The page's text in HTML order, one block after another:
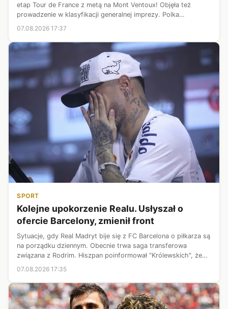
etap Tour de France z metą na Mont Ventoux! Objęła też
prowadzenie w klasyfikacji generalnej imprezy. Polka
07.08.2026 17:37
SPORT
Kolejne upokorzenie Realu. Usłyszał o
ofercie Barcelony, zmienił front
Sytuacje, gdy Real Madryt bije się z FC Barcelona o piłkarza są
na porządku dziennym. Obecnie trwa saga transferowa
związana z Rodrim. Hiszpan poinformował "Królewskich", że
wybiera "Blaugranę". W przeszłości podobnie zrobił Neymar
07.08.2026 17:35